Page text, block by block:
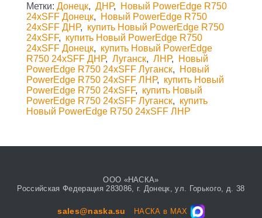
Метки: Донецк, ДНР,
Новый PowerEdge R750
24xSFF Донецк,
Новый PowerEdge R750
24xSFF ДНР, купить Новый PowerEdge R750
24xSFF, купить Новый PowerEdge R750
24xSFF Донецк, купить Новый PowerEdge
R750 24xSFF ДНР, Луганск, ЛНР,
Новый
PowerEdge R750 24xSFF Луганск,
Новый
PowerEdge R750 24xSFF ЛНР, купить Новый
PowerEdge R750 24xSFF, купить Новый
PowerEdge R750 24xSFF Луганск, купить
Новый PowerEdge R750 24xSFF ЛНР
ООО «НАСКА»
Российская Федерация 283086, г. Донецк, ул. Горького, д. 38
sales@naska.su НАСКА в MAX